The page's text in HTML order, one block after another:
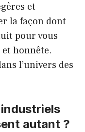
et
la façon dont
pour vous
honnête.
l’univers des
autant ?